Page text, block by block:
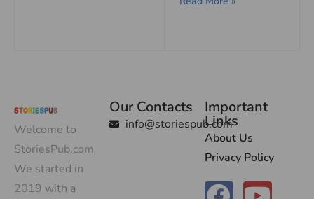
Welcome to
StoriesPub.com
We started in
2019 with a
Our Contacts
info@storiespub.com
Important
Links
About Us
Privacy Policy